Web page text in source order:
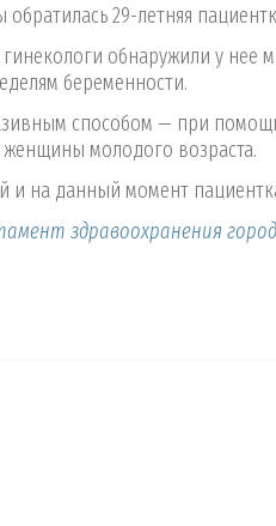
29-летняя
обнаружили у
беременности.
способом — при
молодого возраста.
и на данный момент
здравоохранения